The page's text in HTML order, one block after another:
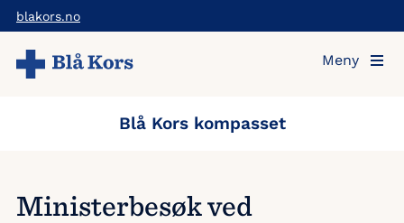
Hopp
til
hovedinnholdet
blakors.no
Meny
Blå Kors kompasset
Ministerbesøk ved